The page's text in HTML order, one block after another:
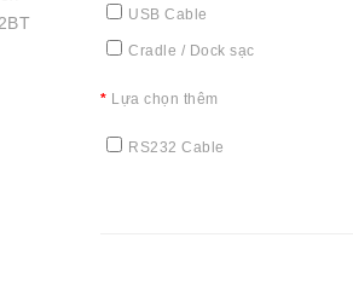
USB Cable
Cradle / Dock sạc
Lựa chọn thêm
RS232 Cable